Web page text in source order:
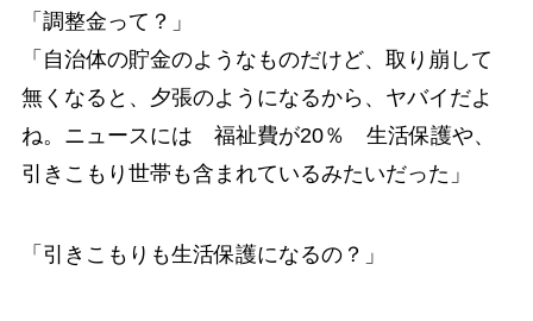
「調整金って？」
「自治体の貯金のようなものだけど、取り崩して
無くなると、夕張のようになるから、ヤバイだよ
ね。ニュースには 福祉費が20％ 生活保護や、
引きこもり世帯も含まれているみたいだった」
「引きこもりも生活保護になるの？」